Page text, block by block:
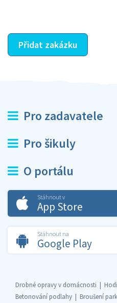
Přidat zakázku
Pro zadavatele
Pro šikuly
O portálu
Stáhnout v
App Store
Stáhnout na
Google Play
Drobné opravy v domácnosti
Betonování podlahy
Broušení